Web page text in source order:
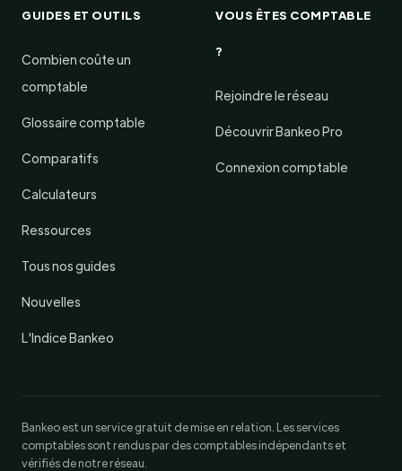
GUIDES ET OUTILS
Combien coûte un
comptable
Glossaire comptable
Comparatifs
Calculateurs
Ressources
Tous nos guides
Nouvelles
L'Indice Bankeo
VOUS ÊTES COMPTABLE
?
Rejoindre le réseau
Découvrir Bankeo Pro
Connexion comptable
Bankeo est un service gratuit de mise en relation. Les services
comptables sont rendus par des comptables indépendants et
vérifiés de notre réseau.